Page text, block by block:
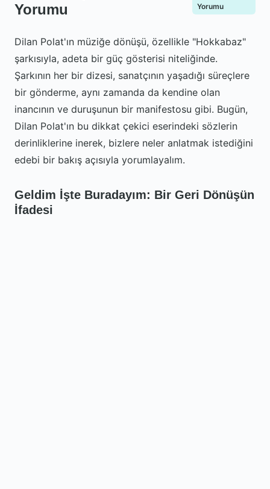
Yorumu
Yorumu
Dilan Polat'ın müziğe dönüşü, özellikle "Hokkabaz"
şarkısıyla, adeta bir güç gösterisi niteliğinde.
Şarkının her bir dizesi, sanatçının yaşadığı süreçlere
bir gönderme, aynı zamanda da kendine olan
inancının ve duruşunun bir manifestosu gibi. Bugün,
Dilan Polat'ın bu dikkat çekici eserindeki sözlerin
derinliklerine inerek, bizlere neler anlatmak istediğini
edebi bir bakış açısıyla yorumlayalım.
Geldim İşte Buradayım: Bir Geri Dönüşün
İfadesi